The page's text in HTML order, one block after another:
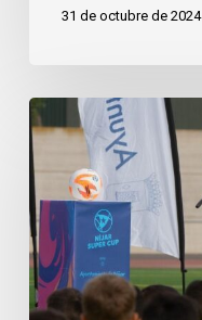
31 de octubre de 2024
La
primera
edición
de
la
‘Níjar